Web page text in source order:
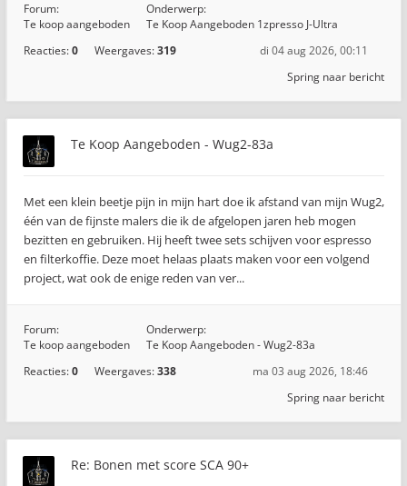
Forum:
Te koop aangeboden
Onderwerp:
Te Koop Aangeboden 1zpresso J-Ultra
Reacties:0 Weergaves:319
di 04 aug 2026, 00:11
Spring naar bericht
Te Koop Aangeboden - Wug2-83a
Met een klein beetje pijn in mijn hart doe ik afstand van mijn Wug2,
één van de fijnste malers die ik de afgelopen jaren heb mogen
bezitten en gebruiken. Hij heeft twee sets schijven voor espresso
en filterkoffie. Deze moet helaas plaats maken voor een volgend
project, wat ook de enige reden van ver...
Forum:
Te koop aangeboden
Onderwerp:
Te Koop Aangeboden - Wug2-83a
Reacties:0 Weergaves:338
ma 03 aug 2026, 18:46
Spring naar bericht
Re: Bonen met score SCA 90+